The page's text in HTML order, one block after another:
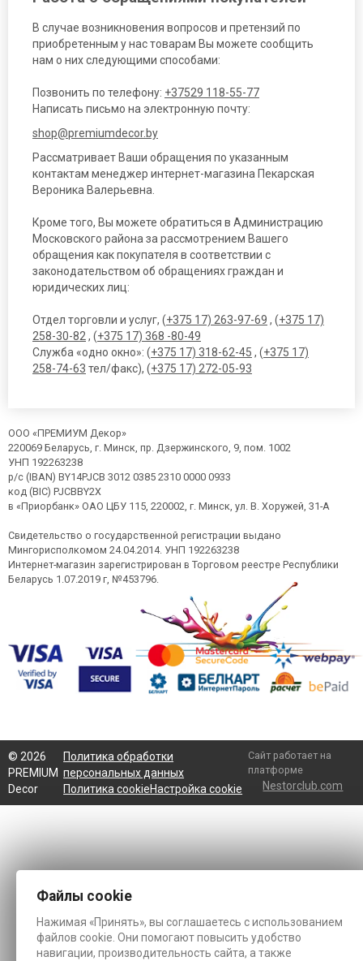
В случае возникновения вопросов и претензий по
приобретенным у нас товарам Вы можете сообщить
нам о них следующими способами:
Позвонить по телефону: +37529 118-55-77
Написать письмо на электронную почту:
shop@premiumdecor.by
Рассматривает Ваши обращения по указанным
контактам менеджер интернет-магазина Пекарская
Вероника Валерьевна.
Кроме того, Вы можете обратиться в Администрацию
Московского района за рассмотрением Вашего
обращения как покупателя в соответствии с
законодательством об обращениях граждан и
юридических лиц:
Отдел торговли и услуг, (+375 17) 263-97-69 , (+375 17)
258-30-82 , (+375 17) 368 -80-49
Служба «одно окно»: (+375 17) 318-62-45 , (+375 17)
258-74-63 тел/факс), (+375 17) 272-05-93
ООО «ПРЕМИУМ Декор»
220069 Беларусь, г. Минск, пр. Дзержинского, 9, пом. 1002
УНП 192263238
р/с (IBAN) BY14PJCB 3012 0385 2310 0000 0933
код (BIC) PJCBBY2X
в «Приорбанк» ОАО ЦБУ 115, 220002, г. Минск, ул. В. Хоружей, 31-А
Свидетельство о государственной регистрации выдано
Мингорисполкомом 24.04.2014. УНП 192263238
Интернет-магазин зарегистрирован в Торговом реестре Республики
Беларусь 1.07.2019 г, №453796.
© 2026
PREMIUM
Decor
Политика обработки
персональных данных
Политика cookieНастройка cookie
Сайт работает на
платформе
Nestorclub.com
Файлы cookie
Нажимая «Принять», вы соглашаетесь с использованием
файлов cookie. Они помогают повысить удобство
навигации, производительность сайта, а также